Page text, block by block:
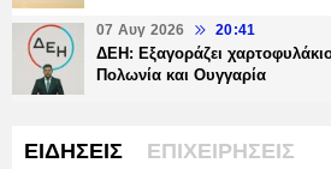
07 Αυγ 2026 20:41
ΔΕΗ: Εξαγοράζει
Πολωνία και Ουγγαρία
ΕΙΔΗΣΕΙΣ ΕΠΙΧΕΙΡΗΣΕΙΣ